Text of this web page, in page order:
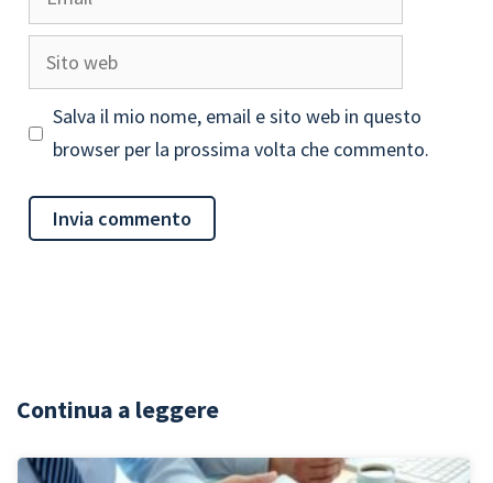
Sito
web
Salva il mio nome, email e sito web in questo
browser per la prossima volta che commento.
Continua a leggere